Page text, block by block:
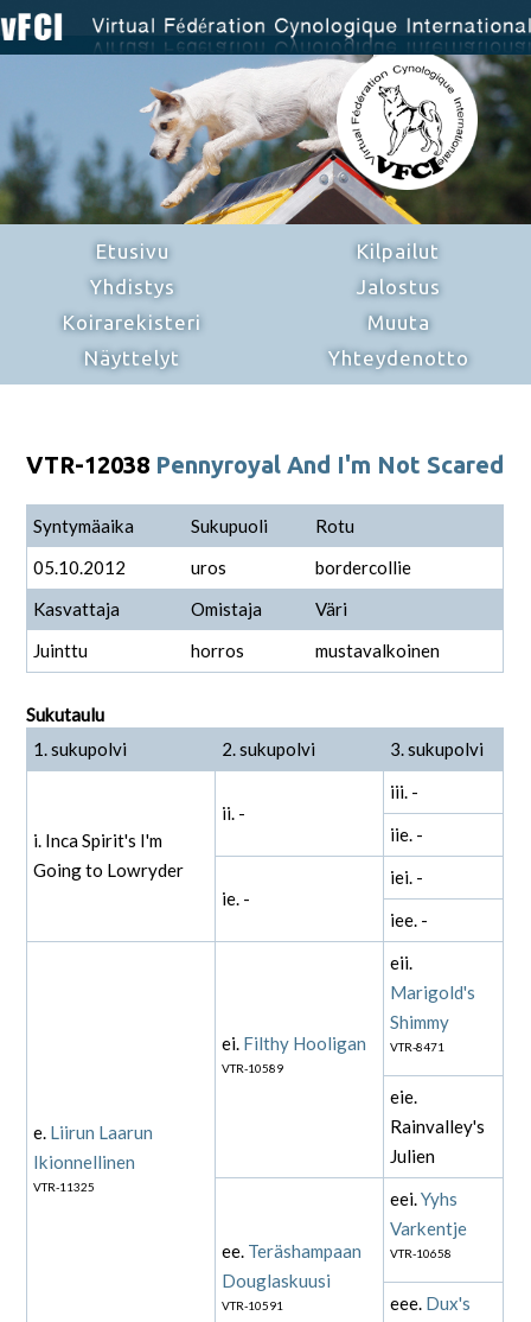
Etusivu
Yhdistys
Koirarekisteri
Näyttelyt
Kilpailut
Jalostus
Muuta
Yhteydenotto
VTR-12038 Pennyroyal And I'm Not Scared
Syntymäaika Sukupuoli
Rotu
05.10.2012
uros
bordercollie
Kasvattaja
Omistaja
Väri
Juinttu
horros mustavalkoinen
Sukutaulu
1. sukupolvi
2. sukupolvi 3. sukupolvi
i. Inca Spirit's I'm
Going to Lowryder
ii. -
iii. -
iie. -
ie. -
iei. -
iee. -
e. Liirun Laarun
Ikionnellinen
VTR-11325
ei. Filthy Hooligan
VTR-10589
eii.
Marigold's
Shimmy
VTR-8471
eie.
Rainvalley's
Julien
ee. Teräshampaan
Douglaskuusi
VTR-10591
eei.Yyhs
Varkentje
VTR-10658
eee. Dux's